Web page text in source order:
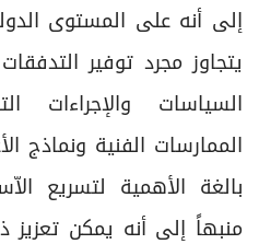
إلى أنه على المستوى
يتجاوز مجرد توفير
السياسات والإجراءات
الممارسات الفنية ونماذج
بالغة الأهمية لتسريع
منبهاً إلى أنه يمكن تعزيز